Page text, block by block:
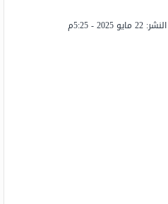
22 مايو 2025 - 5:25م